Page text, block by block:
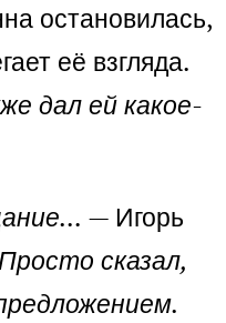
остановилась,
её взгляда.
дал ей какое-
— Игорь
сказал,